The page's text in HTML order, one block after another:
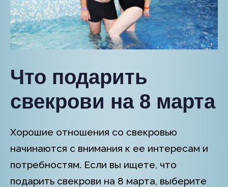
Что подарить
свекрови на 8 марта
Хорошие отношения со свекровью
начинаются с внимания к ее интересам и
потребностям. Если вы ищете, что
подарить свекрови на 8 марта, выберите